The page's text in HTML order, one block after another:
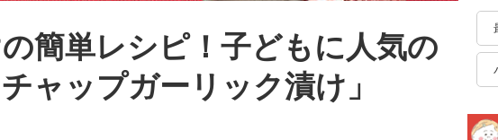
簡単レシピ！子どもに人気の
ャップガーリック漬け」